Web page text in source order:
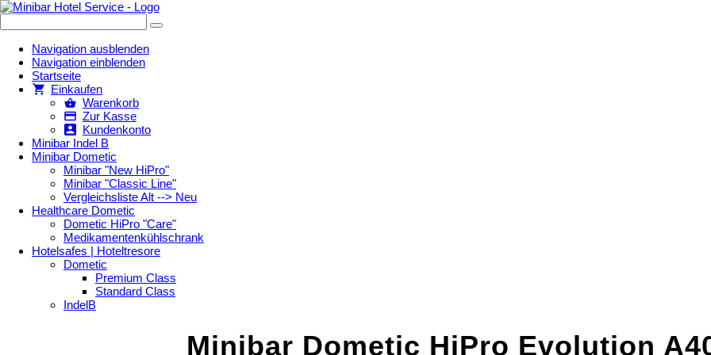
Navigation ausblenden
Navigation einblenden
Startseite
Einkaufen
Warenkorb
Zur Kasse
Kundenkonto
Minibar Indel B
Minibar Dometic
Minibar "New HiPro"
Minibar "Classic Line"
Vergleichsliste Alt --> Neu
Healthcare Dometic
Dometic HiPro "Care"
Medikamentenkühlschrank
Hotelsafes | Hoteltresore
Dometic
Premium Class
Standard Class
IndelB
Minibar Dometic HiPro Evolution